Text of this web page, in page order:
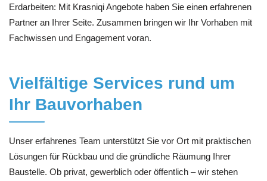
Erdarbeiten: Mit Krasniqi Angebote haben Sie einen erfahrenen
Partner an Ihrer Seite. Zusammen bringen wir Ihr Vorhaben mit
Fachwissen und Engagement voran.
Vielfältige Services rund um
Ihr Bauvorhaben
Unser erfahrenes Team unterstützt Sie vor Ort mit praktischen
Lösungen für Rückbau und die gründliche Räumung Ihrer
Baustelle. Ob privat, gewerblich oder öffentlich – wir stehen